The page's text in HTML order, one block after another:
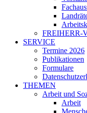
FREIHERR-
SERVICE
Termine 2026
Publikationen
Formulare
THEMEN
Arbeit und
Arbeit